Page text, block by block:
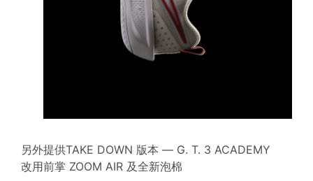
另外提供TAKE DOWN 版本 — G. T. 3 ACADEMY
改用前掌 ZOOM AIR 及全新泡棉